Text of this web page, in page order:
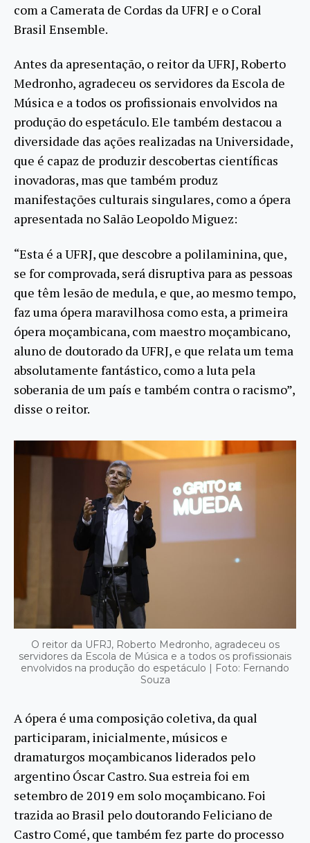
com a Camerata de Cordas da UFRJ e o Coral
Brasil Ensemble.
Antes da apresentação, o reitor da UFRJ, Roberto
Medronho, agradeceu os servidores da Escola de
Música e a todos os profissionais envolvidos na
produção do espetáculo. Ele também destacou a
diversidade das ações realizadas na Universidade,
que é capaz de produzir descobertas científicas
inovadoras, mas que também produz
manifestações culturais singulares, como a ópera
apresentada no Salão Leopoldo Miguez:
“Esta é a UFRJ, que descobre a polilaminina, que,
se for comprovada, será disruptiva para as pessoas
que têm lesão de medula, e que, ao mesmo tempo,
faz uma ópera maravilhosa como esta, a primeira
ópera moçambicana, com maestro moçambicano,
aluno de doutorado da UFRJ, e que relata um tema
absolutamente fantástico, como a luta pela
soberania de um país e também contra o racismo”,
disse o reitor.
O reitor da UFRJ, Roberto Medronho, agradeceu os
servidores da Escola de Música e a todos os profissionais
envolvidos na produção do espetáculo | Foto: Fernando
Souza
A ópera é uma composição coletiva, da qual
participaram, inicialmente, músicos e
dramaturgos moçambicanos liderados pelo
argentino Óscar Castro. Sua estreia foi em
setembro de 2019 em solo moçambicano. Foi
trazida ao Brasil pelo doutorando Feliciano de
Castro Comé, que também fez parte do processo